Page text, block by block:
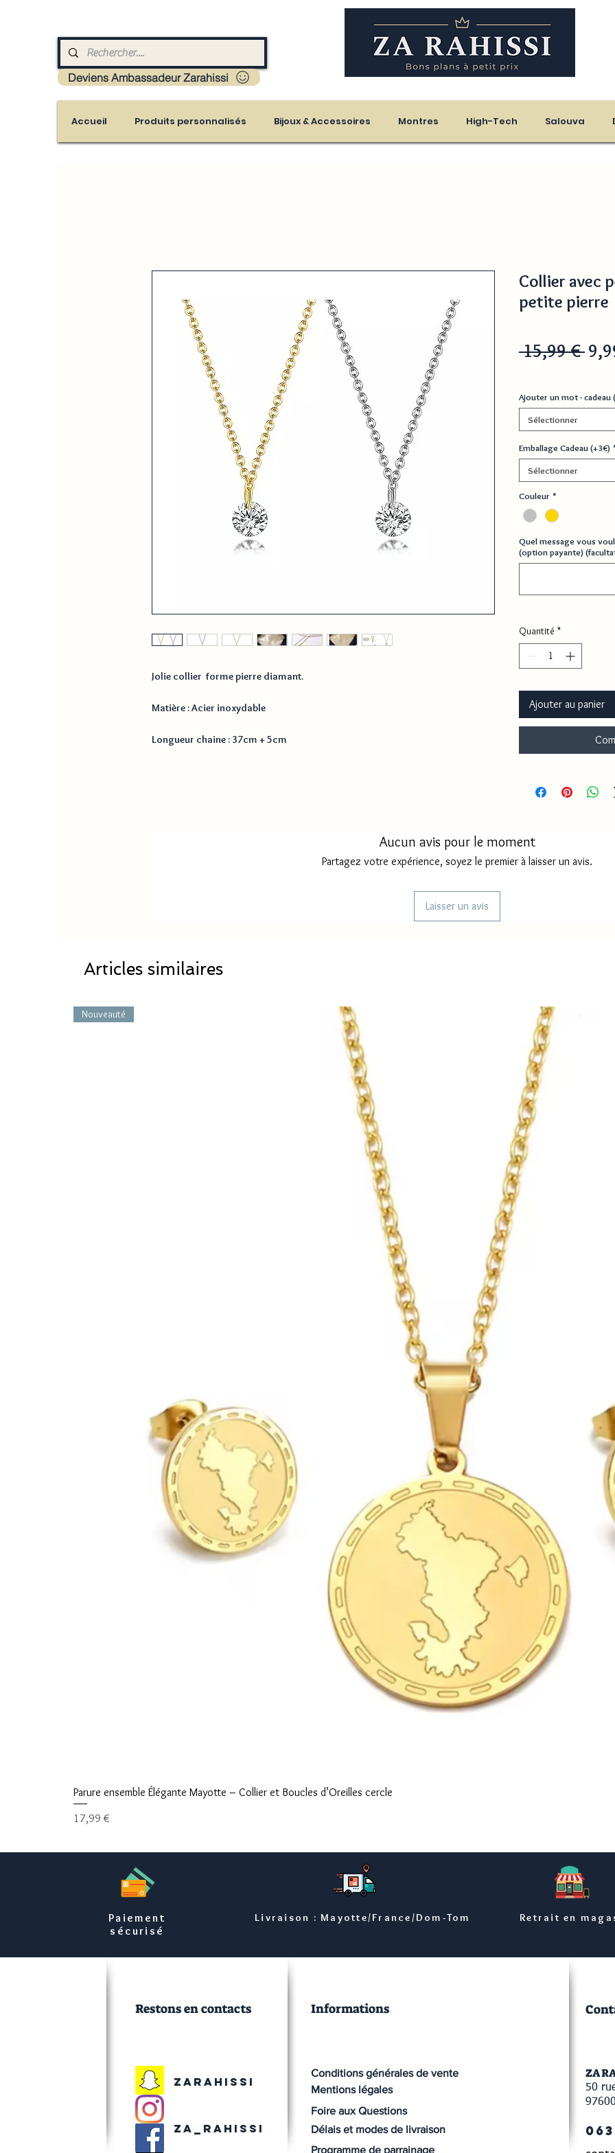
Livraison : Mayotte - France - La réunion - Guadeloupe - Martinique
Deviens Ambassadeur Zarahissi
Accueil Produits personnalisés Bijoux & Accessoires Montres High-Tech Salouva
Jolie collier forme pierre diamant.
Matière : Acier inoxydable
Longueur chaine : 37cm + 5cm
Collier avec
petite pierre
15,99 € Prix
Ajouter un mot - cadeau
Sélectionner
Emballage Cadeau (+3€)
Sélectionner
Couleur *
Quel message vous
(option payante)
Quantité *
Ajouter au panier
Aucun avis pour le moment
Partagez votre expérience, soyez le premier à laisser un avis.
Laisser un avis
Articles similaires
Nouveauté
Parure ensemble Élégante Mayotte – Collier et Boucles d’Oreilles cercle
Prix
17,99 €
Paiement
sécurisé
Livraison : Mayotte/France/Dom-Tom Retrait en
Conditions générales de vente
Restons en contacts
Zarahissi
Mentions légales
Informations
Foire aux Questions
Délais et modes de livraison
Programme de parrainage
Za_rahissi
ZA
50